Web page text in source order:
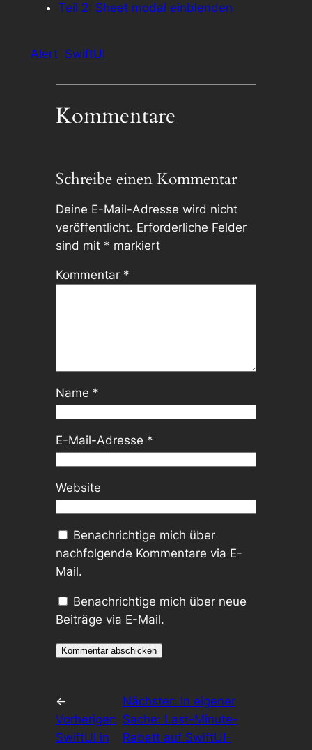
Teil 2: Sheet modal einblenden
Alert SwiftUI
Kommentare
Schreibe einen Kommentar
Deine E-Mail-Adresse wird nicht
veröffentlicht. Erforderliche Felder
sind mit * markiert
Kommentar *
Name *
E-Mail-Adresse *
Website
Benachrichtige mich über
nachfolgende Kommentare via E-
Mail.
Benachrichtige mich über neue
Beiträge via E-Mail.
←
Vorheriger:
SwiftUI in
Nächster: In eigener
Sache: Last-Minute-
Rabatt auf SwiftUI-